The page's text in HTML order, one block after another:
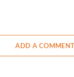
ADD A COMMENT